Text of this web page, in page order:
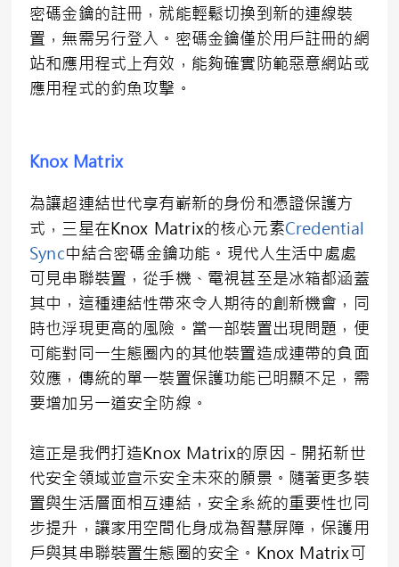
密碼金鑰的註冊，就能輕鬆切換到新的連線裝
置，無需另行登入。密碼金鑰僅於用戶註冊的網
站和應用程式上有效，能夠確實防範惡意網站或
應用程式的釣魚攻擊。
Knox Matrix
為讓超連結世代享有嶄新的身份和憑證保護方
式，三星在Knox Matrix的核心元素Credential
Sync中結合密碼金鑰功能。現代人生活中處處
可見串聯裝置，從手機、電視甚至是冰箱都涵蓋
其中，這種連結性帶來令人期待的創新機會，同
時也浮現更高的風險。當一部裝置出現問題，便
可能對同一生態圈內的其他裝置造成連帶的負面
效應，傳統的單一裝置保護功能已明顯不足，需
要增加另一道安全防線。
這正是我們打造Knox Matrix的原因－開拓新世
代安全領域並宣示安全未來的願景。隨著更多裝
置與生活層面相互連結，安全系統的重要性也同
步提升，讓家用空間化身成為智慧屏障，保護用
戶與其串聯裝置生態圈的安全。Knox Matrix可